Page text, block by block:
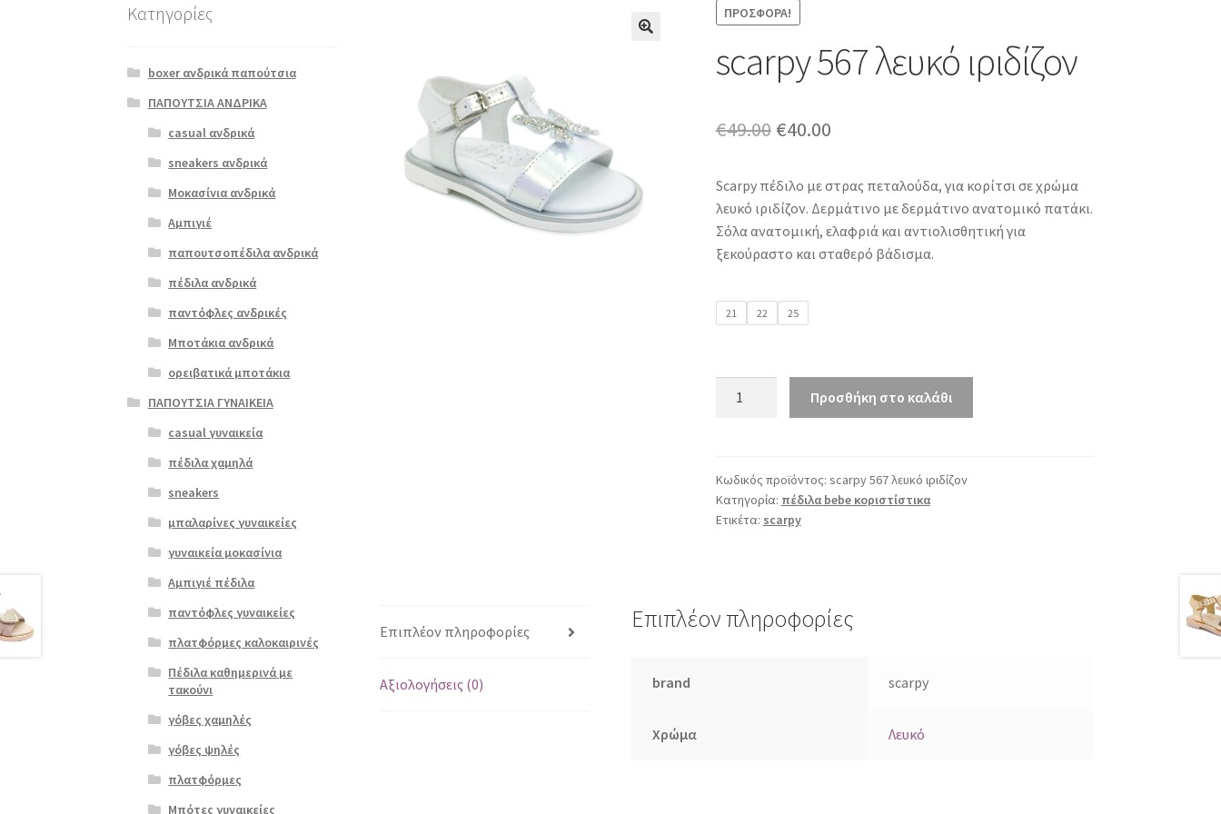
ΠΡΟΣΦΟΡΆ!
scarpy 567 λευκό ιριδίζον
€49.00 Original
was:
€49.00.
€40.00Η
τιμή
είναι:
€40.00.
Scarpy πέδιλο με στρας πεταλούδα, για κορίτσι σε χρώμα
λευκό ιριδίζον. Δερμάτινο με δερμάτινο ανατομικό πατάκι.
Σόλα ανατομική, ελαφριά και αντιολισθητική για
ξεκούραστο και σταθερό βάδισμα.
21 22 25
ποσότητα
Προσθήκη στο καλάθι
Κωδικός προϊόντος: scarpy 567 λευκό ιριδίζον
Κατηγορία: πέδιλα bebe κοριστίστικα
Ετικέτα: scarpy
Επιπλέον πληροφορίες
Αξιολογήσεις (0)
Επιπλέον πληροφορίες
brand scarpy
Χρώμα Λευκό
Κατηγορίες
boxer ανδρικά παπούτσια
ΠΑΠΟΥΤΣΙΑ ΑΝΔΡΙΚΑ
casual ανδρικά
sneakers ανδρικά
Μοκασίνια ανδρικά
Αμπιγιέ
παπουτσοπέδιλα ανδρικά
πέδιλα ανδρικά
παντόφλες ανδρικές
Μποτάκια ανδρικά
ορειβατικά μποτάκια
ΠΑΠΟΥΤΣΙΑ ΓΥΝΑΙΚΕΙΑ
casual γυναικεία
πέδιλα χαμηλά
sneakers
μπαλαρίνες γυναικείες
γυναικεία μοκασίνια
Αμπιγιέ πέδιλα
παντόφλες γυναικείες
πλατφόρμες καλοκαιρινές
Πέδιλα καθημερινά με
τακούνι
γόβες χαμηλές
γόβες ψηλές
πλατφόρμες
Μπότες γυναικείες